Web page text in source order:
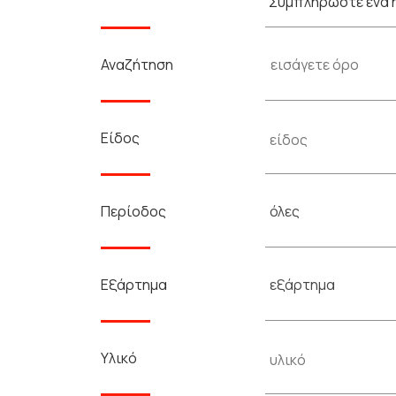
Αναζήτηση
Είδος
Περίοδος όλες
Εξάρτημα εξάρτημα
Υλικό